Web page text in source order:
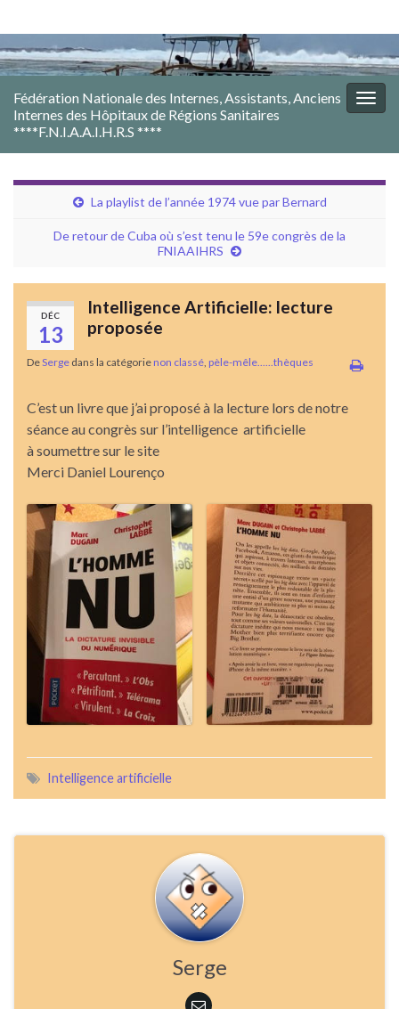
Fédération Nationale des Internes, Assistants, Anciens
Internes des Hôpitaux de Régions Sanitaires
****F.N.I.A.A.I.H.R.S ****
La playlist de l’année 1974 vue par Bernard
De retour de Cuba où s’est tenu le 59e congrès de la
FNIAAIHRS
DÉC
13
Intelligence Artificielle: lecture
proposée
DeSerge dans la catégorie non classé pèle-mêle......thèques
C’est un livre que j’ai proposé à la lecture lors de notre
séance au congrès sur l’intelligence artificielle
à soumettre sur le site
Merci Daniel Lourenço
Intelligence artificielle
Serge